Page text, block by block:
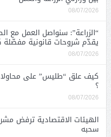
08/07/2026
“الزراعة”: سنواصل العمل مع
يقدّم شروحات قانونية مفصّلة
08/07/2026
كيف علق “طليس” على
؟
08/07/2026
الهيئات الاقتصادية ترفض
سحبه